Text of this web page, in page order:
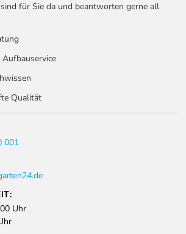
für Sie da und beantworten gerne all
Qualität
001
Uhr